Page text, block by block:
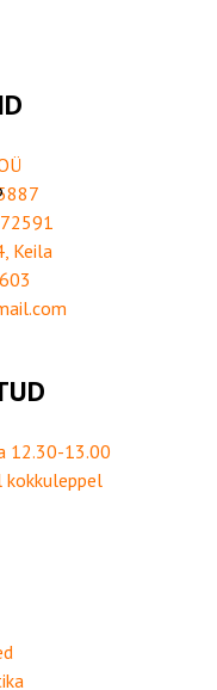
Keila
12.30-13.00
kokkuleppel